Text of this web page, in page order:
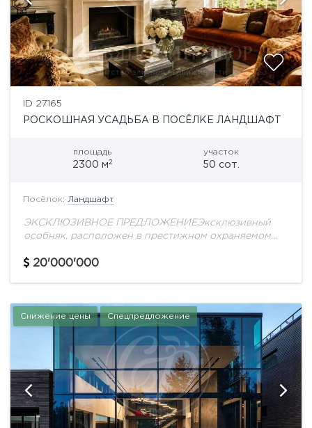
ID 27165
РОСКОШНАЯ УСАДЬБА В ПОСЁЛКЕ ЛАНДШАФТ
площадь
2300 м2
участок
50 сот.
Посёлок: Ландшафт
ЭКСКЛЮЗИВНОЕ ПРЕДЛОЖЕНИЕЭксклюзивный
особняк, расположен в престижном охраняемом
всего в 10 км от МКАД, в живописной Жуковке.Этот
20'000'000
Снижение цены Спецпредложение